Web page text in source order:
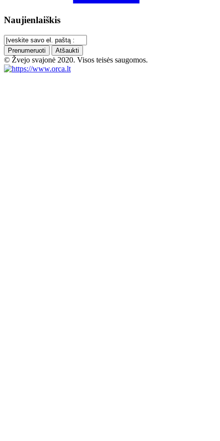
Naujienlaiškis
Prenumeruoti Atšaukti
© Žvejo svajonė 2020. Visos teisės saugomos.